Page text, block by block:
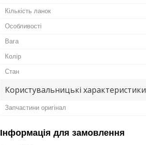
Кількість ланок
Особливості
Вага
Колір
Стан
Користувальницькі характеристики
Запчастини оригінал
Інформація для замовлення